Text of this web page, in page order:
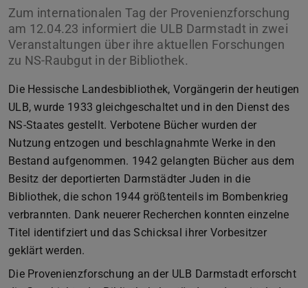
Zum internationalen Tag der Provenienzforschung
am 12.04.23 informiert die ULB Darmstadt in zwei
Veranstaltungen über ihre aktuellen Forschungen
zu NS-Raubgut in der Bibliothek.
Die Hessische Landesbibliothek, Vorgängerin der heutigen
ULB, wurde 1933 gleichgeschaltet und in den Dienst des
NS-Staates gestellt. Verbotene Bücher wurden der
Nutzung entzogen und beschlagnahmte Werke in den
Bestand aufgenommen. 1942 gelangten Bücher aus dem
Besitz der deportierten Darmstädter Juden in die
Bibliothek, die schon 1944 größtenteils im Bombenkrieg
verbrannten. Dank neuerer Recherchen konnten einzelne
Titel identifziert und das Schicksal ihrer Vorbesitzer
geklärt werden.
Die Provenienzforschung an der ULB Darmstadt erforscht